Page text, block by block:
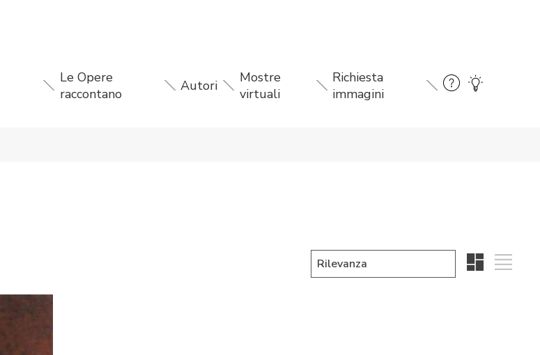
Le Opere
raccontano
Autori
Mostre
virtuali
Richiesta
immagini